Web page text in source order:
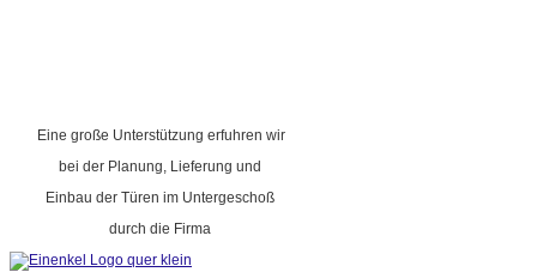
Eine große Unterstützung erfuhren wir
bei der Planung, Lieferung und
Einbau der Türen im Untergeschoß
durch die Firma